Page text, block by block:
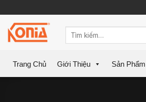
content
Trang Chủ Giới Thiệu Sản Phẩm